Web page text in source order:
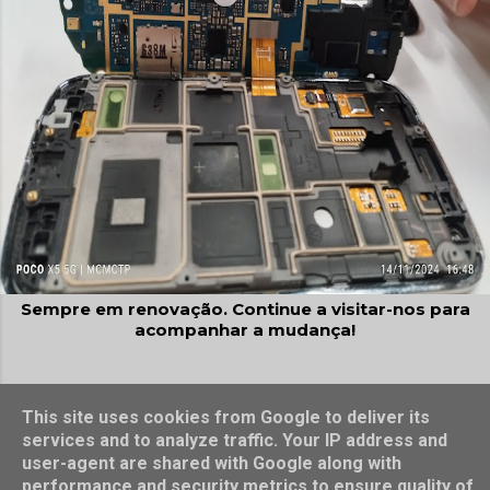
Sempre em renovação. Continue a visitar-nos para
acompanhar a mudança!
This site uses cookies from Google to deliver its
services and to analyze traffic. Your IP address and
user-agent are shared with Google along with